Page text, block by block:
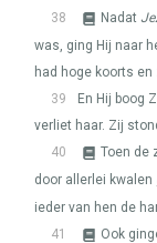
38 Nadat
was, ging Hij naar
had hoge koorts en
39
En Hij boog
verliet haar. Zij
40
Toen de
door allerlei kwalen
ieder van hen de
41
Ook